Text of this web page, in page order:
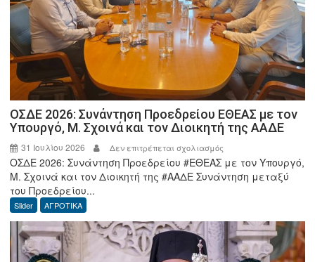
προστατεύει.
ΟΣΔΕ 2026: Συνάντηση Προεδρείου ΕΘΕΑΣ με τον
Υπουργό, Μ. Σχοινά και τον Διοικητή της ΑΑΔΕ
31 Ιουλίου 2026 Δεν επιτρέπεται σχολιασμός
ΟΣΔΕ
2026:
ΕΘΕΑΣ
με
τον
ΟΣΔΕ 2026: Συνάντηση Προεδρείου #ΕΘΕΑΣ με τον Υπουργό,
Μ. Σχοινά και τον Διοικητή της #ΑΑΔΕ Συνάντηση μεταξύ
του Προεδρείου...
Slider ΑΓΡΟΤΙΚΑ